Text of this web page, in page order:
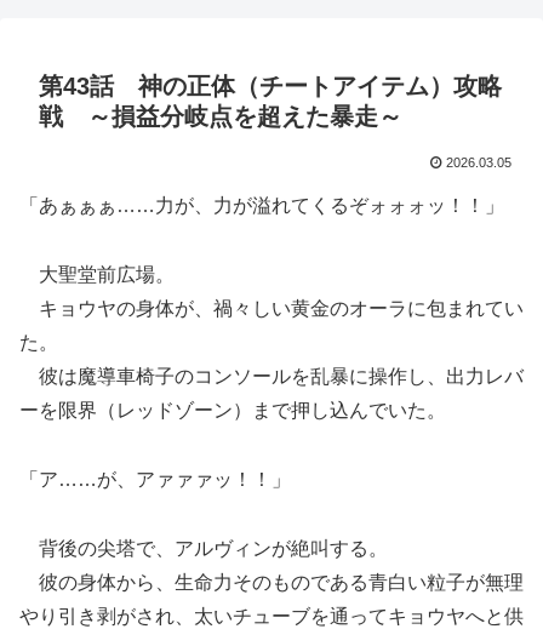
第43話 神の正体（チートアイテム）攻略
戦 ～損益分岐点を超えた暴走～
2026.03.05
「あぁぁぁ……力が、力が溢れてくるぞォォォッ！！」
大聖堂前広場。
キョウヤの身体が、禍々しい黄金のオーラに包まれてい
た。
彼は魔導車椅子のコンソールを乱暴に操作し、出力レバ
ーを限界（レッドゾーン）まで押し込んでいた。
「ア……が、アァァァッ！！」
背後の尖塔で、アルヴィンが絶叫する。
彼の身体から、生命力そのものである青白い粒子が無理
やり引き剥がされ、太いチューブを通ってキョウヤへと供